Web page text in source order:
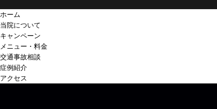
ホーム
当院について
キャンペーン
メニュー・料金
交通事故相談
症例紹介
アクセス